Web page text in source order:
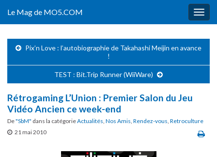
Le Mag de MO5.COM
Pix’n Love : l’autobiographie de Takahashi Meijin en avance
!
TEST : Bit.Trip Runner (WiiWare)
Rétrogaming L’Union : Premier Salon du Jeu
Vidéo Ancien ce week-end
De"SbM" dans la catégorieActualités, Nos Amis, Rendez-vous, Retroculture
21 mai 2010